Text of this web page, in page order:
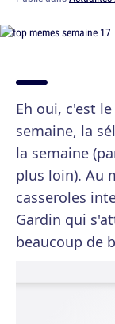
Eh oui, c'est
semaine, la
la semaine
plus loin). Au
casseroles
Gardin qui
beaucoup de